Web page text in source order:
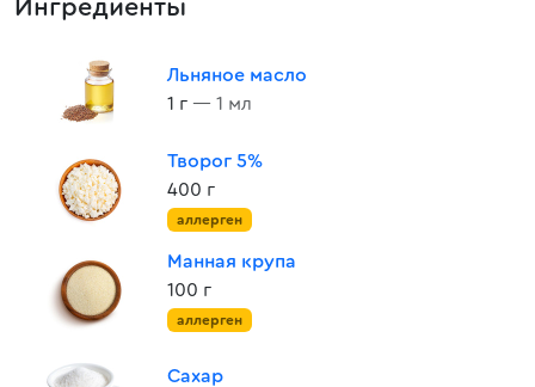
Ингредиенты
Льняное масло
1 г — 1 мл
Творог 5%
400 г
аллерген
Манная крупа
100 г
аллерген
Сахар